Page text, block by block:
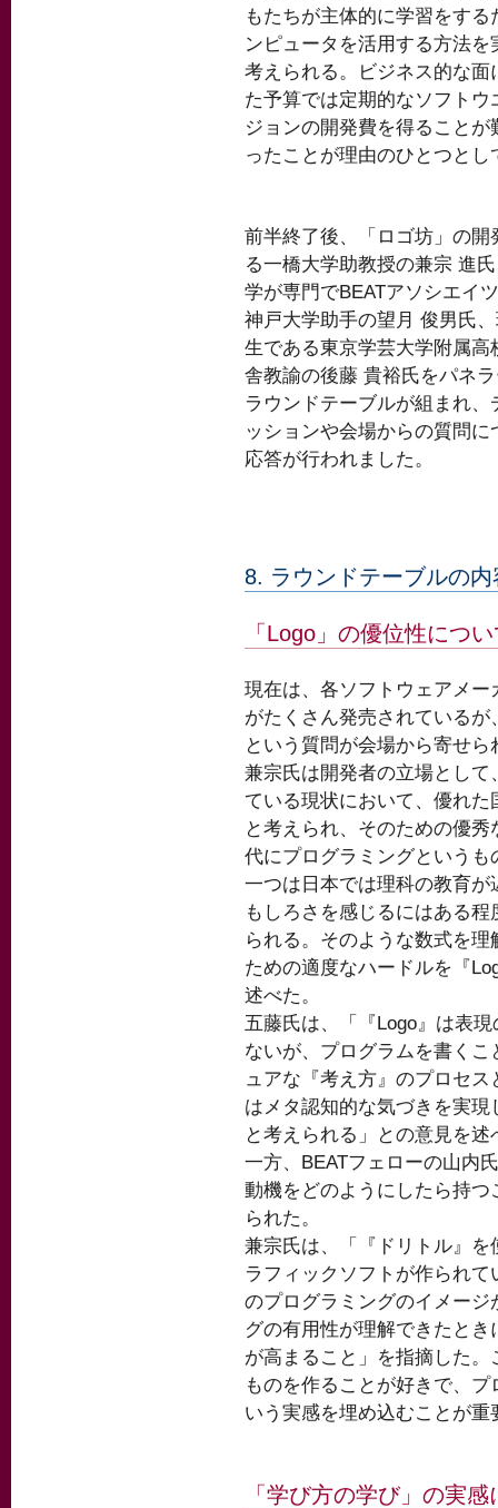
もたちが主体的に学習をする
ンピュータを活用する方法
考えられる。ビジネス的な
た予算では定期的なソフト
ジョンの開発費を得ること
ったことが理由のひとつとし
前半終了後、「ロゴ坊」の開
る一橋大学助教授の兼宗 進
学が専門でBEATアソシエイ
神戸大学助手の望月 俊男氏
生である東京学芸大学附属高
舎教諭の後藤 貴裕氏をパネ
ラウンドテーブルが組まれ、
ッションや会場からの質問に
応答が行われました。
8. ラウンドテーブルの内
「Logo」の優位性につ
現在は、各ソフトウェアメ
がたくさん発売されている
という質問が会場から寄せら
兼宗氏は開発者の立場とし
ている現状において、優れ
と考えられ、そのための優
代にプログラミングという
一つは日本では理科の教育
もしろさを感じるにはある
られる。そのような数式を
ための適度なハードルを『
述べた。
五藤氏は、「『Logo』は表
ないが、プログラムを書く
ュアな『考え方』のプロセ
はメタ認知的な気づきを実
と考えられる」との意見を述
一方、BEATフェローの山内
動機をどのようにしたら持
られた。
兼宗氏は、「『ドリトル』
ラフィックソフトが作られ
のプログラミングのイメー
グの有用性が理解できたと
が高まること」を指摘した
ものを作ることが好きで、
いう実感を埋め込むことが
「学び方の学び」の実